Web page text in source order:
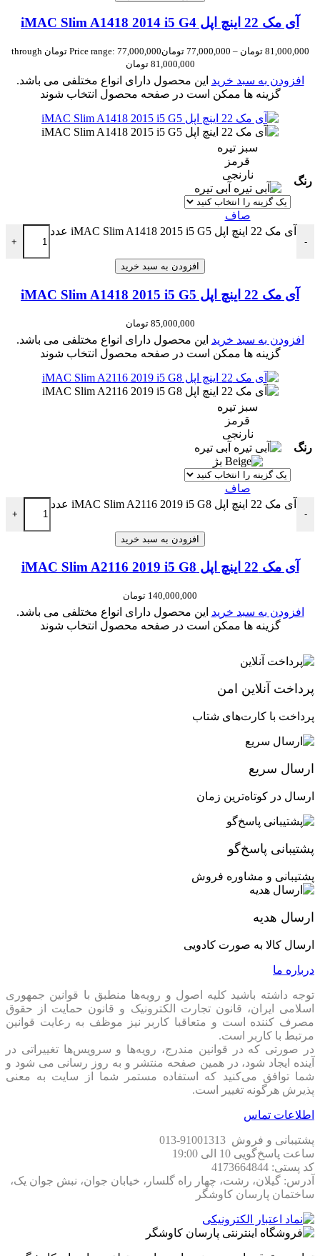
آی مک 22 اینچ اپل iMAC Slim A1418 2014 i5 G4
81,000,000 تومان –
77,000,000 تومان
Price range: 77,000,000 تومان through
81,000,000 تومان
افزودن به سبد خرید این محصول دارای انواع مختلفی می باشد.
گزینه ها ممکن است در صفحه محصول انتخاب شوند
رنگ
سبز تیره
قرمز
نارنجی
آبی تیره
صاف
-
آی مک 22 اینچ اپل iMAC Slim A1418 2015 i5 G5 عدد
+
افزودن به سبد خرید
آی مک 22 اینچ اپل iMAC Slim A1418 2015 i5 G5
85,000,000 تومان
افزودن به سبد خرید این محصول دارای انواع مختلفی می باشد.
گزینه ها ممکن است در صفحه محصول انتخاب شوند
رنگ
سبز تیره
قرمز
نارنجی
آبی تیره
بژ
صاف
-
آی مک 22 اینچ اپل iMAC Slim A2116 2019 i5 G8 عدد
+
افزودن به سبد خرید
آی مک 22 اینچ اپل iMAC Slim A2116 2019 i5 G8
140,000,000 تومان
افزودن به سبد خرید این محصول دارای انواع مختلفی می باشد.
گزینه ها ممکن است در صفحه محصول انتخاب شوند
پرداخت آنلاین امن
پرداخت با کارت‌های شتاب
ارسال سریع
ارسال در کوتاه‌ترین زمان
پشتیبانی پاسخ‌گو
پشتیبانی و مشاوره فروش
ارسال هدیه
ارسال کالا به صورت کادویی
درباره ما
توجه داشته باشید کلیه اصول و رویه‏‌ها منطبق با قوانین جمهوری
اسلامی ایران، قانون تجارت الکترونیک و قانون حمایت از حقوق
مصرف کننده است و متعاقبا کاربر نیز موظف به رعایت قوانین
مرتبط با کاربر است.
در صورتی که در قوانین مندرج، رویه‏‌ها و سرویس‏‌ها تغییراتی در
آینده ایجاد شود، در همین صفحه منتشر و به روز رسانی می شود و
شما توافق می‏‌کنید که استفاده مستمر شما از سایت به معنی
پذیرش هرگونه تغییر است.
اطلاعات تماس
پشتیبانی و فروش 91001313-013
ساعت پاسخ‌گویی 10 الی 19:00
کد پستی: 4173664844
آدرس: گیلان، رشت، چهار راه گلسار، خیابان جوان، نبش جوان یک،
ساختمان پارسان کاوشگر